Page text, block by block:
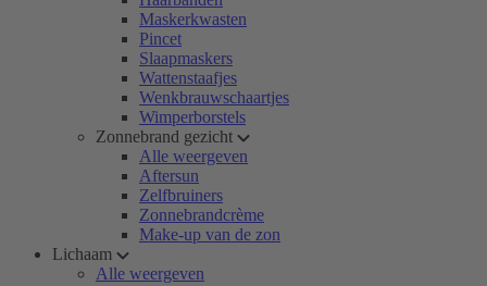
Maskerkwasten
Pincet
Slaapmaskers
Wattenstaafjes
Wenkbrauwschaartjes
Wimperborstels
Zonnebrand gezicht
Alle weergeven
Aftersun
Zelfbruiners
Zonnebrandcrème
Make-up van de zon
Lichaam
Alle weergeven